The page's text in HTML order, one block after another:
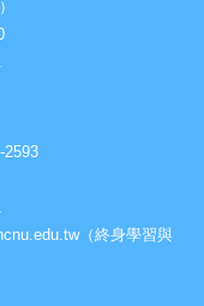
2593
（終身學習與